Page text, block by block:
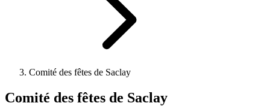
Comité des fêtes de Saclay
Comité des fêtes de Saclay